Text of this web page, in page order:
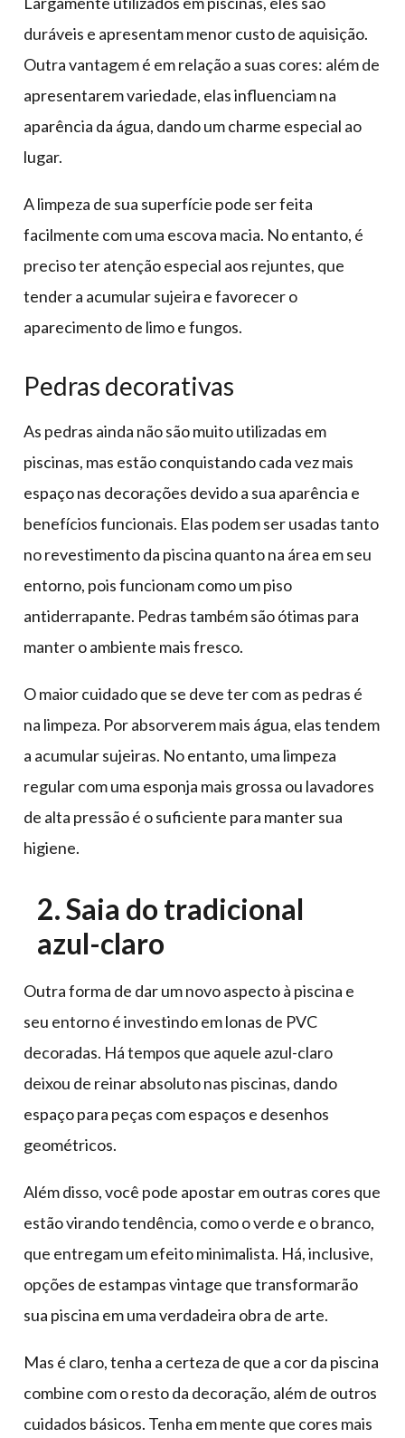
duráveis e apresentam menor custo de aquisição.
Outra vantagem é em relação a suas cores: além de
apresentarem variedade, elas influenciam na
aparência da água, dando um charme especial ao
lugar.
A limpeza de sua superfície pode ser feita
facilmente com uma escova macia. No entanto, é
preciso ter atenção especial aos rejuntes, que
tender a acumular sujeira e favorecer o
aparecimento de limo e fungos.
Pedras decorativas
As pedras ainda não são muito utilizadas em
piscinas, mas estão conquistando cada vez mais
espaço nas decorações devido a sua aparência e
benefícios funcionais. Elas podem ser usadas tanto
no revestimento da piscina quanto na área em seu
entorno, pois funcionam como um piso
antiderrapante. Pedras também são ótimas para
manter o ambiente mais fresco.
O maior cuidado que se deve ter com as pedras é
na limpeza. Por absorverem mais água, elas tendem
a acumular sujeiras. No entanto, uma limpeza
regular com uma esponja mais grossa ou lavadores
de alta pressão é o suficiente para manter sua
higiene.
2. Saia do tradicional
azul-claro
Outra forma de dar um novo aspecto à piscina e
seu entorno é investindo em lonas de PVC
decoradas. Há tempos que aquele azul-claro
deixou de reinar absoluto nas piscinas, dando
espaço para peças com espaços e desenhos
geométricos.
Além disso, você pode apostar em outras cores que
estão virando tendência, como o verde e o branco,
que entregam um efeito minimalista. Há, inclusive,
opções de estampas vintage que transformarão
sua piscina em uma verdadeira obra de arte.
Mas é claro, tenha a certeza de que a cor da piscina
combine com o resto da decoração, além de outros
cuidados básicos. Tenha em mente que cores mais